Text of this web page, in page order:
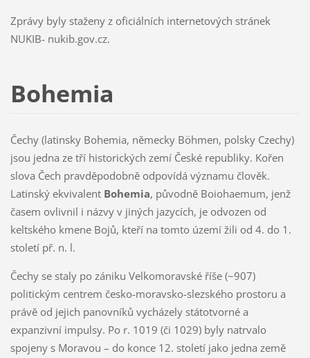
Zprávy byly staženy z oficiálních internetových stránek
NUKIB- nukib.gov.cz.
Bohemia
Čechy (latinsky Bohemia, německy Böhmen, polsky Czechy)
jsou jedna ze tří historických zemí České republiky. Kořen
slova Čech pravděpodobně odpovídá významu člověk.
Latinský ekvivalent Bohemia, původně Boiohaemum, jenž
časem ovlivnil i názvy v jiných jazycích, je odvozen od
keltského kmene Bojů, kteří na tomto území žili od 4. do 1.
století př. n. l.
Čechy se staly po zániku Velkomoravské říše (~907)
politickým centrem česko-moravsko-slezského prostoru a
právě od jejich panovníků vycházely státotvorné a
expanzivní impulsy. Po r. 1019 (či 1029) byly natrvalo
spojeny s Moravou – do konce 12. století jako jedna země